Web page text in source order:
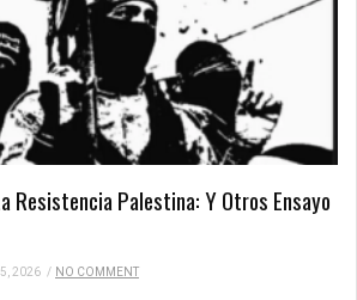
Resistencia Palestina: Y Otros Ensayo
2026 / NO COMMENT